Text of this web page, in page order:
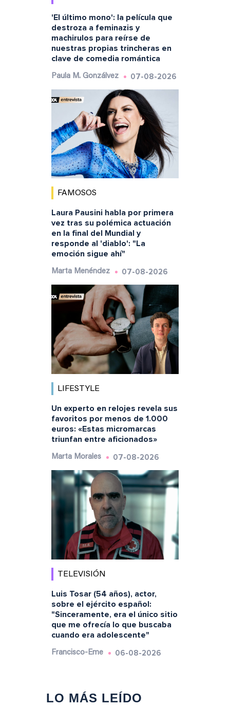
'El último mono': la película que
destroza a feminazis y
machirulos para reírse de
nuestras propias trincheras en
clave de comedia romántica
Paula M. Gonzálvez 07-08-2026
FAMOSOS
Laura Pausini habla por primera
vez tras su polémica actuación
en la final del Mundial y
responde al 'diablo': "La
emoción sigue ahí"
Marta Menéndez 07-08-2026
LIFESTYLE
Un experto en relojes revela sus
favoritos por menos de 1.000
euros: «Estas micromarcas
triunfan entre aficionados»
Marta Morales 07-08-2026
TELEVISIÓN
Luis Tosar (54 años), actor,
sobre el ejército español:
"Sinceramente, era el único sitio
que me ofrecía lo que buscaba
cuando era adolescente"
Francisco-Eme 06-08-2026
LO MÁS LEÍDO